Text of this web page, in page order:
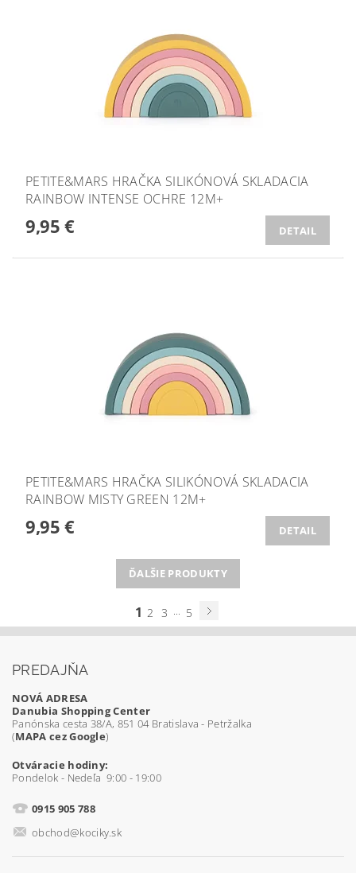
PETITE&MARS HRAČKA SILIKÓNOVÁ SKLADACIA
RAINBOW INTENSE OCHRE 12M+
9,95 € DETAIL
PETITE&MARS HRAČKA SILIKÓNOVÁ SKLADACIA
RAINBOW MISTY GREEN 12M+
9,95 € DETAIL
ĎALŠIE PRODUKTY
1 2 3 ... 5
PREDAJŇA
NOVÁ ADRESA
Danubia Shopping Center
Panónska cesta 38/A, 851 04 Bratislava - Petržalka
(MAPA cez Google)
Otváracie hodiny:
Pondelok - Nedeľa 9:00 - 19:00
0915 905 788
obchod@kociky.sk